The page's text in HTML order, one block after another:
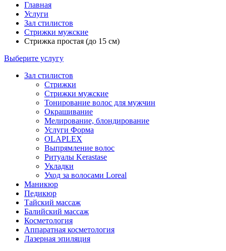
Главная
Услуги
Зал стилистов
Стрижки мужские
Стрижка простая (до 15 см)
Выберите услугу
Зал стилистов
Стрижки
Стрижки мужские
Тонирование волос для мужчин
Окрашивание
Мелирование, блондирование
Услуги Форма
OLAPLEX
Выпрямление волос
Ритуалы Kerastase
Укладки
Уход за волосами Loreal
Маникюр
Педикюр
Тайский массаж
Балийский массаж
Косметология
Аппаратная косметология
Лазерная эпиляция